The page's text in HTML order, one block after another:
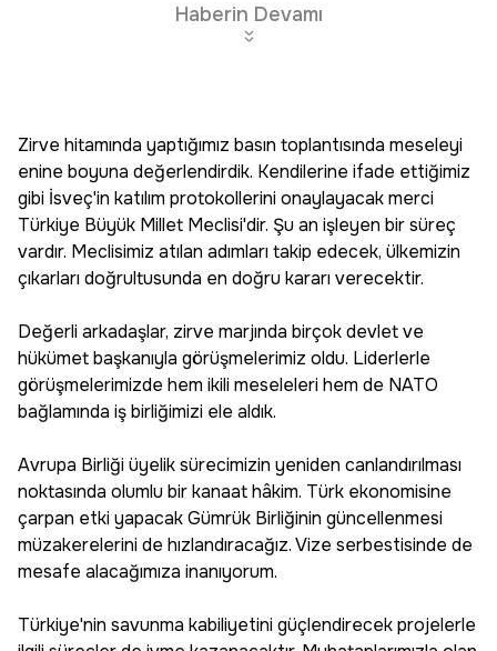
Haberin Devamı
Zirve hitamında yaptığımız basın toplantısında meseleyi
enine boyuna değerlendirdik. Kendilerine ifade ettiğimiz
gibi İsveç'in katılım protokollerini onaylayacak merci
Türkiye Büyük Millet Meclisi'dir. Şu an işleyen bir süreç
vardır. Meclisimiz atılan adımları takip edecek, ülkemizin
çıkarları doğrultusunda en doğru kararı verecektir.
Değerli arkadaşlar, zirve marjında birçok devlet ve
hükümet başkanıyla görüşmelerimiz oldu. Liderlerle
görüşmelerimizde hem ikili meseleleri hem de NATO
bağlamında iş birliğimizi ele aldık.
Avrupa Birliği üyelik sürecimizin yeniden canlandırılması
noktasında olumlu bir kanaat hâkim. Türk ekonomisine
çarpan etki yapacak Gümrük Birliğinin güncellenmesi
müzakerelerini de hızlandıracağız. Vize serbestisinde de
mesafe alacağımıza inanıyorum.
Türkiye'nin savunma kabiliyetini güçlendirecek projelerle